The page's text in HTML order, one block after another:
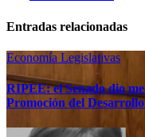
Entradas relacionadas
Economía Legislativas
RIPEE: el Senado dio
Promoción del